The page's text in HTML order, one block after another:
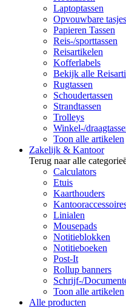
Laptoptassen
Opvouwbare tasjes
Papieren Tassen
Reis-/sporttassen
Reisartikelen
Kofferlabels
Bekijk alle
Rugtassen
Schoudertassen
Strandtassen
Trolleys
Winkel-/
Toon alle artikelen
Zakelijk & Kantoor
Terug naar alle
Calculators
Etuis
Kaarthouders
Linialen
Mousepads
Notitieblokken
Notitieboeken
Post-It
Rollup banners
Schrijf-/
Toon alle artikelen
Alle producten